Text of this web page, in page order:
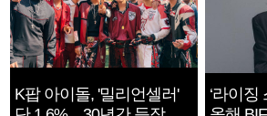
K팝 아이돌, '밀리언셀러'
‘라이징